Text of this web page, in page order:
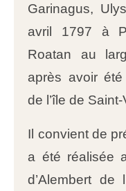
Garinagus,
avril 1797 à
Roatan au
après avoir
de l’île de
Il convient de
a été réalisée
d’Alembert de